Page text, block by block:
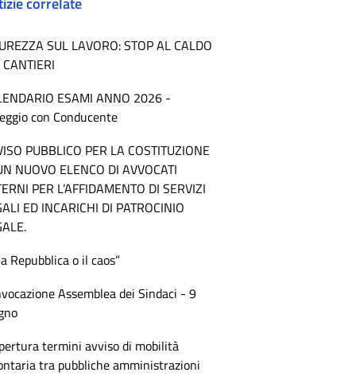
SUL LAVORO: STOP AL CALDO
ESAMI ANNO 2026 -
con Conducente
PUBBLICO PER LA COSTITUZIONE
NUOVO ELENCO DI AVVOCATI
PER L’AFFIDAMENTO DI SERVIZI
ED INCARICHI DI PATROCINIO
Repubblica o il caos”
Assemblea dei Sindaci - 9
termini avviso di mobilità
tra pubbliche amministrazioni